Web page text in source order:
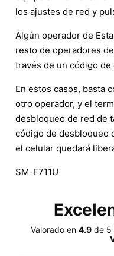
los ajustes de red y
Algún operador de
resto de operadores
través de un código de
En estos casos, basta
otro operador, y el
desbloqueo de red de
código de desbloqueo
el celular quedará
SM-F711U
Valorado en 4.9 de 5